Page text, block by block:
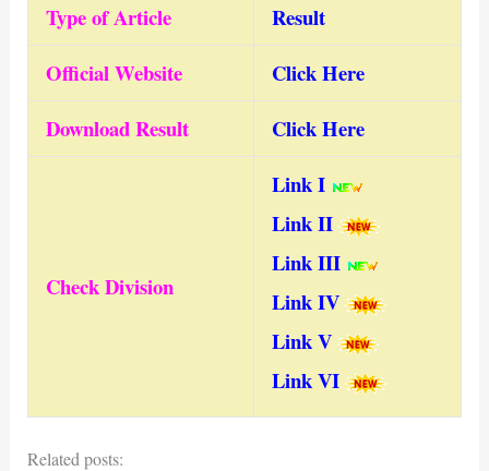
Type of Article
Result
Official Website
Click Here
Download Result
Click Here
Check Division
Link I
Link II
Link III
Link IV
Link V
Link VI
Related posts: